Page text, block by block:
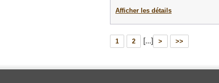
Afficher les détails
1 2 [...] > >>